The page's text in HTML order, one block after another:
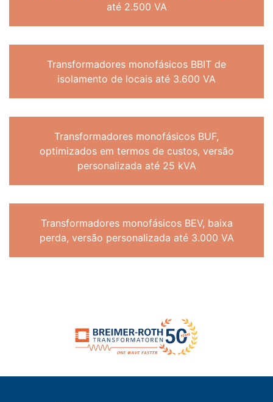
até 2.500 VA
Transformadores monofásicos BBIT de
isolamento de locais até 3.600 VA
Transformadores monofásicos BUF,
optimizados em termos de custos, versão
personalizada até 25 kVA
Transformadores monofásicos BEV, baixa
perda, versão personalizada até 3.000 VA